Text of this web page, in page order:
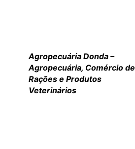
Agropecuária Donda –
Agropecuária, Comércio de
Rações e Produtos
Veterinários